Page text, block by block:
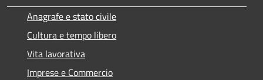
Anagrafe e stato civile
Cultura e tempo libero
Vita lavorativa
Imprese e Commercio